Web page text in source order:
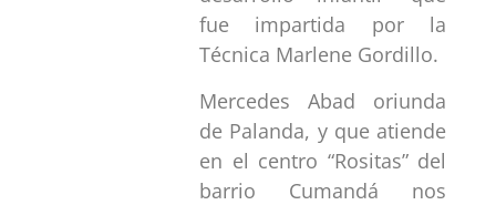
fue impartida por la
Técnica Marlene Gordillo.
Mercedes Abad oriunda
de Palanda, y que atiende
en el centro “Rositas” del
barrio Cumandá nos